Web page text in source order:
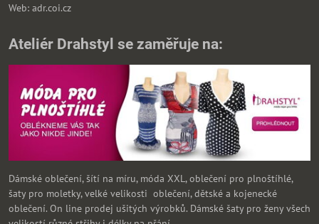
Web: adr.coi.cz
Ateliér Drahstyl se zaměřuje na:
Dámské oblečení, šítí na míru, móda XXL, oblečení pro plnoštíhlé,
šaty pro moletky, velké velikosti oblečení, dětské a kojenecké
oblečení. On line prodej ušitých výrobků. Dámské šaty pro ženy všech